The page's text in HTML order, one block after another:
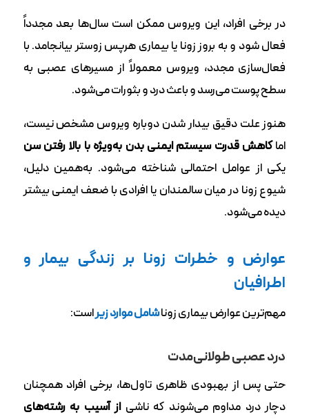
در برخی افراد، این ویروس ممکن است سال‌ها بعد مجدداً
فعال شود و به بروز زونا یا بیماری هرپس زوستر بیانجامد. با
فعال‌سازی مجدد، ویروس معمولاً از مسیرهای عصبی به
سطح پوست می‌رسد و باعث درد و بثورات می‌شود.
هنوز علت دقیق بیدار شدن دوباره ویروس مشخص نیست،
اماکاهش قدرت سیستم ایمنی بدن به‌ویژه با بالا رفتن سن
یکی از عوامل احتمالی شناخته می‌شود. به‌همین دلیل،
شیوع زونا در میان سالمندان یا افرادی با ضعف ایمنی بیشتر
دیده می‌شود.
عوارض و خطرات زونا بر زندگی بیمار و
اطرافیان
مهم‌ترین عوارض بیماری زوناشامل موارد زیراست:
درد عصبی طولانی‌مدت
حتی پس از بهبودی ظاهری تاول‌ها، برخی افراد همچنان
دچار درد مداوم می‌شوند که ناشیاز آسیب به رشته‌های